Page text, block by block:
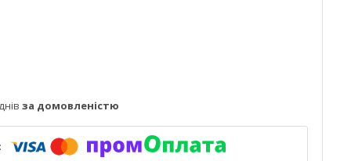
за домовленістю